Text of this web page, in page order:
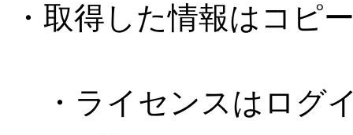
・取得した情報はコピ
・ライセンスはログ